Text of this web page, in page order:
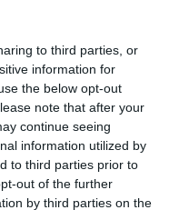
to third parties, or
information for
the below opt-out
note that after your
continue seeing
information utilized by
to third parties prior to
out of the further
by third parties on the
Darwin.
por lo que ya
clubes están
a las altas registradas
ha sido mu
el fin de acelerar su
con la banca para
y así poder crecer
compañía tenía una
(72,9 millones de